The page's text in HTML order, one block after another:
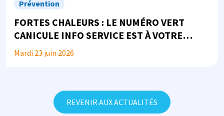
Prévention
FORTES CHALEURS : LE NUMÉRO VERT
CANICULE INFO SERVICE EST À VOTRE
DISPOSITION
Mardi 23 juin 2026
REVENIR AUX ACTUALITÉS